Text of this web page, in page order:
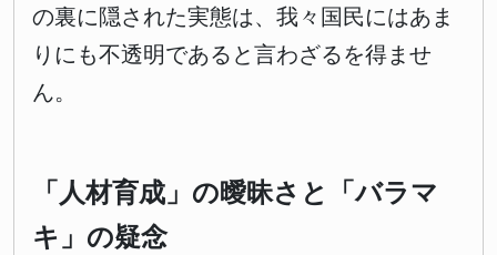
の裏に隠された実態は、我々国民にはあま
りにも不透明であると言わざるを得ませ
ん。
「人材育成」の曖昧さと「バラマ
キ」の疑念